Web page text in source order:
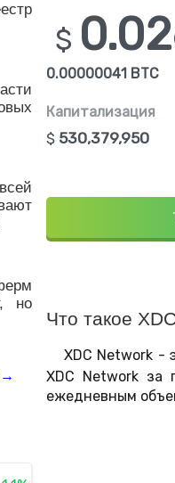
$
0.00000041 BTC
Капитализация
$ 530,379,950
Что такое
XDC Network -
XDC Network за
ежедневным
но
→